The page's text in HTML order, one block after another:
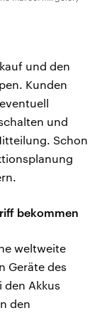
und den
Kunden
und
Schon
bekommen
weltweite
Geräte des
den Akkus
den